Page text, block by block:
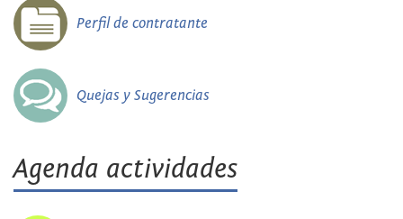
Perfil de contratante
Quejas y Sugerencias
Agenda actividades